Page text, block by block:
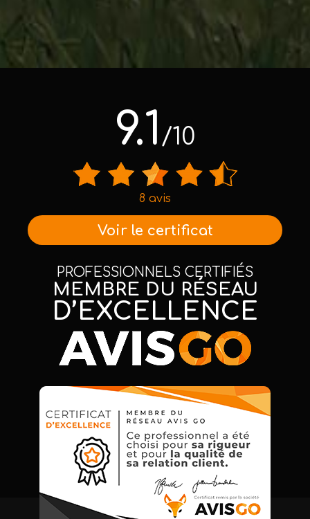
9.1 /10
8 avis
Voir le certificat
PROFESSIONNELS CERTIFIÉS
MEMBRE DU RÉSEAU
D’EXCELLENCE